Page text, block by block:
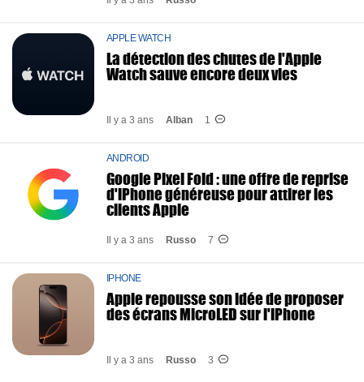
APPLE WATCH
La détection des chutes de l'Apple
Watch sauve encore deux vies
Il y a 3 ans Alban 1
ANDROID
Google Pixel Fold : une offre de reprise
d'iPhone généreuse pour attirer les
clients Apple
Il y a 3 ans Russo 7
IPHONE
Apple repousse son idée de proposer
des écrans MicroLED sur l'iPhone
Il y a 3 ans Russo 3